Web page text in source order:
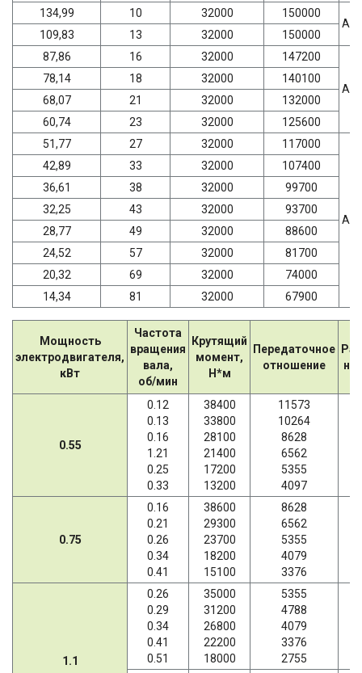
134,99
10 32000
150000
109,83
13 32000
150000
87,86
16 32000 147200
78,14 18 32000
140100
68,07
21 32000
132000
60,74
23 32000
125600
51,77
27 32000 117000
42,89 33 32000
107400
36,61
38 32000
99700
32,25
43 32000
93700
28,77
49 32000
88600
24,52
57 32000
81700
20,32
69 32000
74000
14,34
81 32000 67900
Мощность
электродвигателя,
кВт
Частота
вращения
вала,
об/мин
Крутящий
момент,
Н*м
Передаточное
отношение
0.55
0.12
0.13
0.16
1.21
0.25
0.33
38400
33800
28100
21400
17200
13200
11573
10264
8628
6562
5355
4097
0.75
0.16
0.21
0.26
0.34
0.41
38600
29300
23700
18200
15100
8628
6562
5355
4079
3376
1.1
0.26
0.29
0.34
0.41
0.51
35000
31200
26800
22200
18000
5355
4788
4079
3376
2755